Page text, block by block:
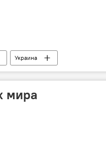
Украина
мира